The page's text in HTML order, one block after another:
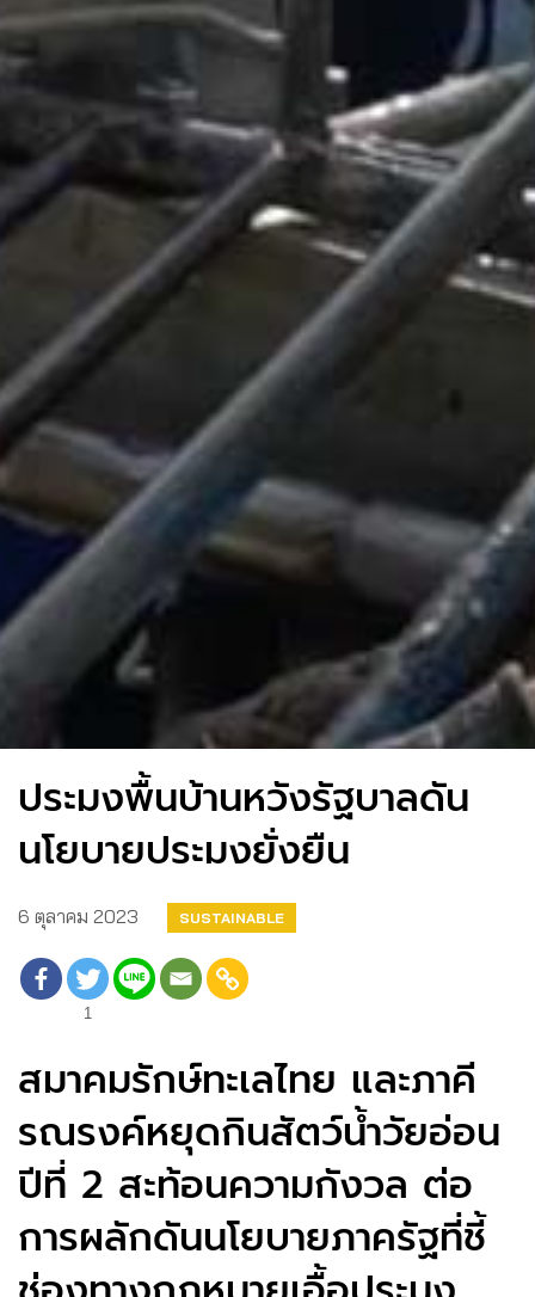
ประมงพื้นบ้านหวังรัฐบาลดัน
นโยบายประมงยั่งยืน
6 ตุลาคม 2023 SUSTAINABLE
1
สมาคมรักษ์ทะเลไทย และภาคี
รณรงค์หยุดกินสัตว์น้ำวัยอ่อน
ปีที่ 2 สะท้อนความกังวล ต่อ
การผลักดันนโยบายภาครัฐที่ชี้